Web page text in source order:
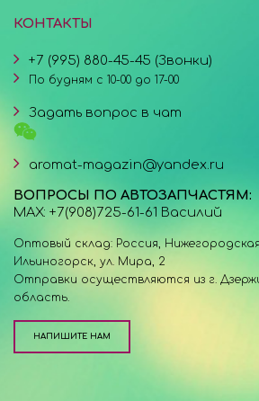
КОНТАКТЫ
+7 (995) 880-45-45 (Звонки)
По будням с 10-00 до 17-00
Задать вопрос в чат
aromat-magazin@yandex.ru
ВОПРОСЫ ПО АВТОЗАПЧАСТЯМ:
MAX: +7(908)725-61-61 Василий
Оптовый склад: Россия, Нижегородская
Ильиногорск, ул. Мира, 2
Отправки осуществляются из г.
область.
НАПИШИТЕ НАМ